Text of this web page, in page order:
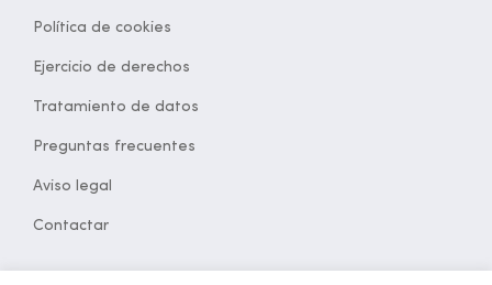
Política de cookies
Ejercicio de derechos
Tratamiento de datos
Preguntas frecuentes
Aviso legal
Contactar